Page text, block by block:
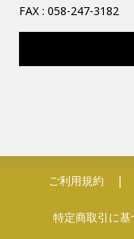
FAX : 058-247-3182
ご利用規約
特定商取引に